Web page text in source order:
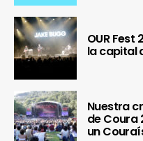
OUR
la capital
Nuestra
de Coura
un